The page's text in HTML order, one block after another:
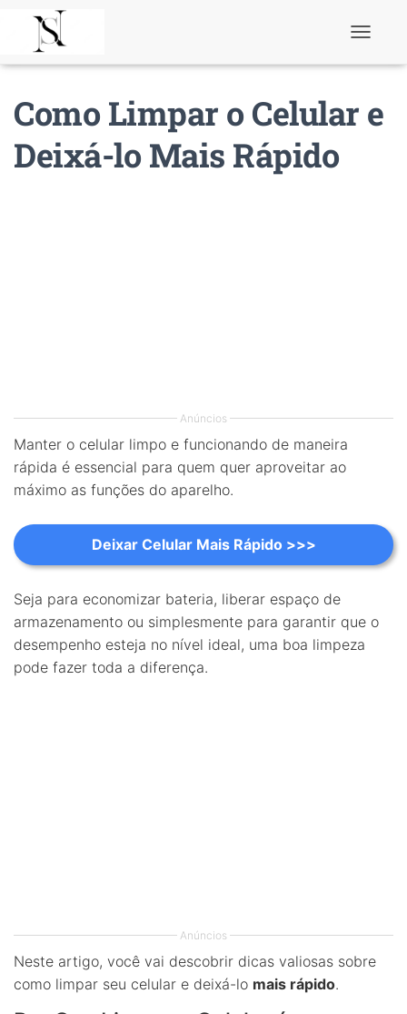
Como Limpar o Celular e
Deixá-lo Mais Rápido
Anúncios
Manter o celular limpo e funcionando de maneira
rápida é essencial para quem quer aproveitar ao
máximo as funções do aparelho.
Deixar Celular Mais Rápido >>>
Seja para economizar bateria, liberar espaço de
armazenamento ou simplesmente para garantir que o
desempenho esteja no nível ideal, uma boa limpeza
pode fazer toda a diferença.
Anúncios
Neste artigo, você vai descobrir dicas valiosas sobre
como limpar seu celular e deixá-lo mais rápido.